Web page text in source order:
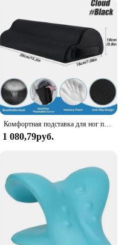
Комфортная подставка для ног под столом, вседневная подставка для облегчения боли и подставка для ног, эргономичная подставка для ног под столом для домашнего офиса, игр
1 080,79руб.